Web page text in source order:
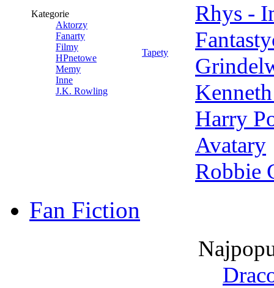
Kategorie
Aktorzy
Fanarty
Filmy
HPnetowe
Memy
Inne
J.K. Rowling
Tapety
Rhys -
Harry
Avatary
Robbie
Fan Fiction